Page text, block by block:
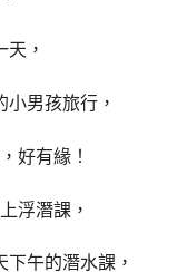
，
男孩旅行，
好有緣！
浮潛課，
午的潛水課，